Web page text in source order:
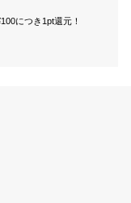
につき1pt還元！